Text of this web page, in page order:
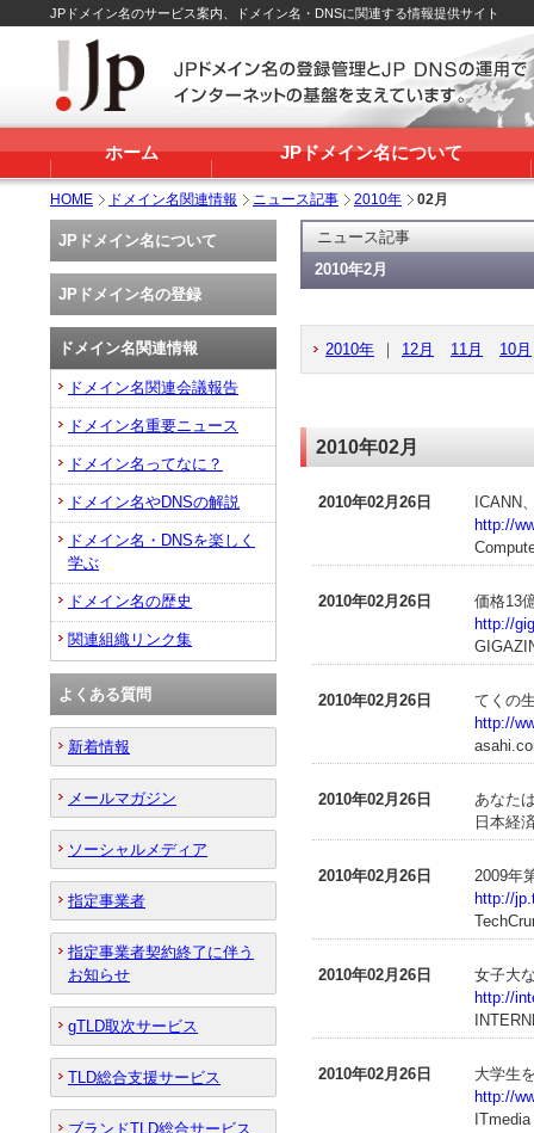
JPドメイン名のサービス案内、ドメイン名・DNSに関連する情報提供サイト
ホーム JPドメイン名について
HOME ドメイン名関連情報 ニュース記事 2010年 02月
ニュース記事
2010年2月
2010年 ｜ 12月 11月 10月
2010年02月
2010年02月26日
ICANN
http://
2010年02月26日
価格13
http://
2010年02月26日
てくの
http://
2010年02月26日
あなた
日本経
2010年02月26日
2009年
http://
2010年02月26日
女子大
http://
2010年02月26日
大学生
http://
ITmedia
JPドメイン名について
JPドメイン名の登録
ドメイン名関連情報
ドメイン名関連会議報告
ドメイン名重要ニュース
ドメイン名ってなに？
ドメイン名やDNSの解説
ドメイン名・DNSを楽しく
学ぶ
ドメイン名の歴史
関連組織リンク集
よくある質問
新着情報
メールマガジン
ソーシャルメディア
指定事業者
指定事業者契約終了に伴う
お知らせ
gTLD取次サービス
TLD総合支援サービス
ブランドTLD総合サービス